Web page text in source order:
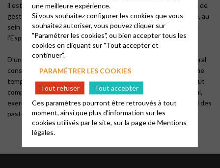
il est appelé par Dieu au sein de son Église. Au-delà des tâches de
gestion et de discernement qu’il assure, il imprime à la paroisse, au
sein de l’Église unie, l’élan spirituel d’amour et d’espérance que
l’Esprit lui inspire dans la foi au Christ ressuscité.
D’un point de vue administratif et juridique, le conseil presbytéral
constitue le comité directeur de l’association cultuelle. En même
temps, dans une approche théologique et ecclésiologique, il faut
comprendre le conseil presbytéral comme un ministère collégial,
exercé en relation avec les autres ministères, notamment celui des
pasteurs, et avec celui de toute l’Église.
une meilleure expérience.
Si vous souhaitez configurer les cookies que vous
souhaitez autoriser, vous pouvez cliquer sur
"Paramétrer les cookies", ou bien accepter tous les
cookies en cliquant sur "Tout accepter et
continuer".
PARAMÉTRER LES COOKIES
Tout refuser
Tout accepter
Ces paramètres pourront être retrouvés à tout
moment, ainsi que plus d'information sur les
cookies utilisés par le site, sur la page deMentions
légales.